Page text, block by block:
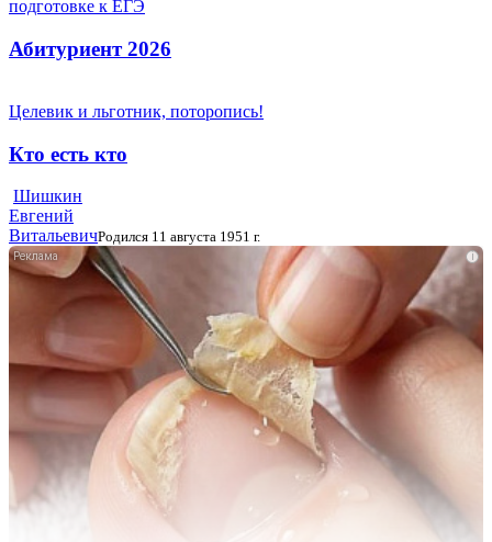
подготовке к ЕГЭ
Абитуриент 2026
Целевик и льготник, поторопись!
Кто есть кто
Шишкин
Евгений
ВитальевичРодился 11 августа 1951 г.
i